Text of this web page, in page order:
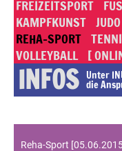
FREIZEITSPORT
KAMPFKUNST JUDO
REHA-SPORT
VOLLEYBALL [
INFOS Unter
die
Reha-Sport [